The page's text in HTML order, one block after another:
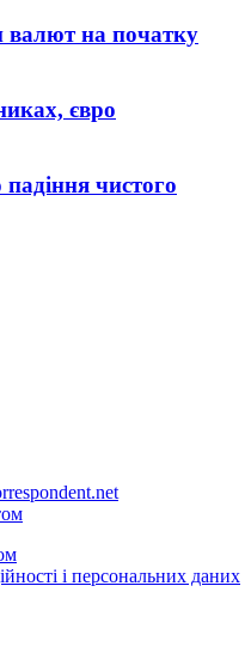
валют на початку
євро
чистого
і персональних даних